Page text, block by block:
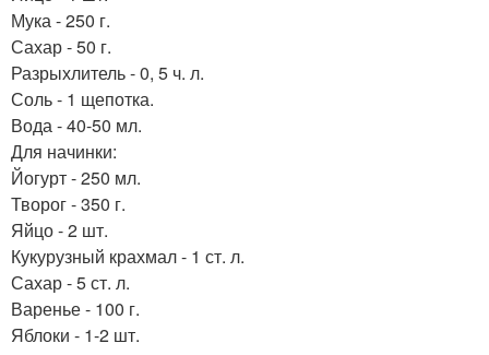
Мука - 250 г.
Сахар - 50 г.
Разрыхлитель - 0, 5 ч. л.
Соль - 1 щепотка.
Вода - 40-50 мл.
Для начинки:
Йогурт - 250 мл.
Творог - 350 г.
Яйцо - 2 шт.
Кукурузный крахмал - 1 ст. л.
Сахар - 5 ст. л.
Варенье - 100 г.
Яблоки - 1-2 шт.